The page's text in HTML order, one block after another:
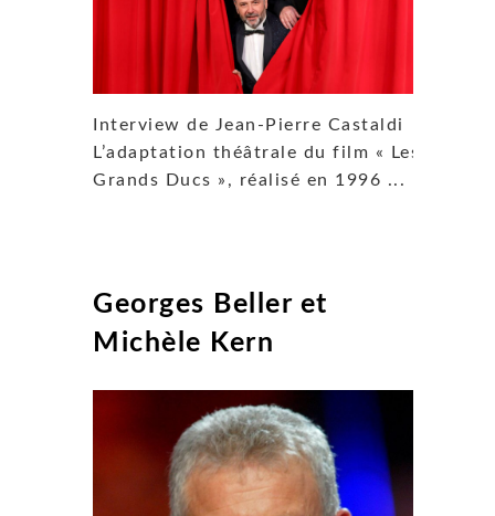
Interview de Jean-Pierre Castaldi
L’adaptation théâtrale du film « Les
Grands Ducs », réalisé en 1996 ...
Georges Beller et
Michèle Kern